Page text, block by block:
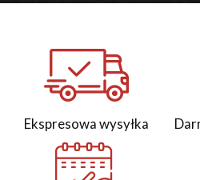
Ekspresowa wysyłka